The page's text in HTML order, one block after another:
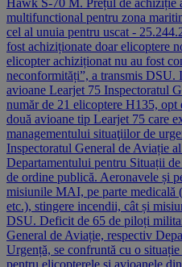
multifunctional pentru zona
cel al unuia pentru uscat -
fost achiziționate doar elicoptere
elicopter achiziționat nu au fost
neconformități”, a transmis DSU.
avioane Learjet 75 Inspectoratul
număr de 21 elicoptere H135,
două avioane tip Learjet 75 care
managementului situaţiilor de
Inspectoratul General de Aviație
Departamentului pentru Situații
de ordine publică. Aeronavele și
misiunile MAI, pe parte medicală
etc.), stingere incendii, cât și
DSU. Deficit de 65 de piloți
General de Aviație, respectiv
Urgență, se confruntă cu o
pentru elicopterele și avioanele